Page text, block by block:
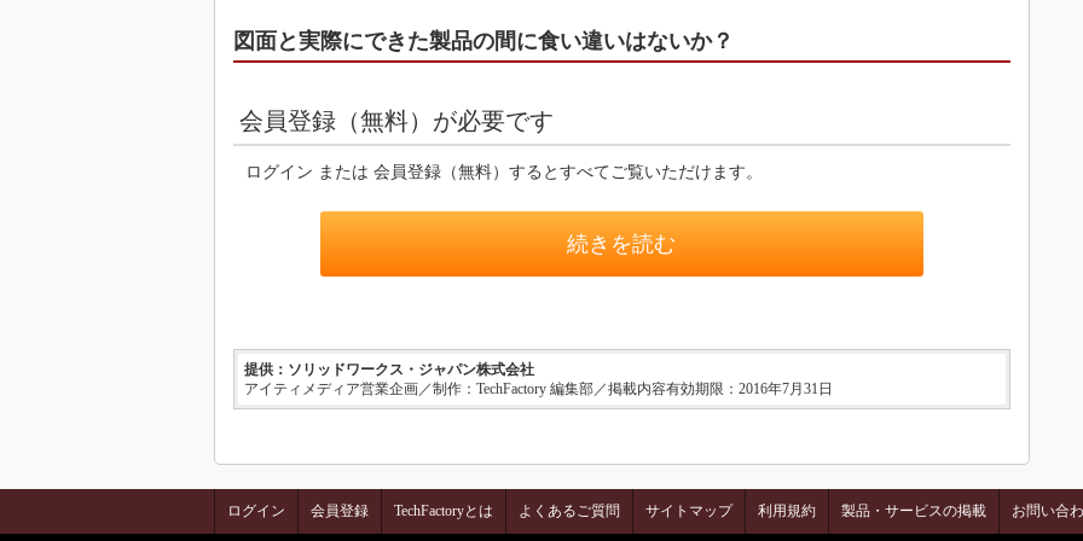
図面と実際にできた製品の間に食い違いはないか？
会員登録（無料）が必要です
ログイン または 会員登録（無料）するとすべてご覧いただけます。
続きを読む
提供：ソリッドワークス・ジャパン株式会社
アイティメディア営業企画／制作：TechFactory 編集部／掲載内容有効期限：2016年7月31日
ログイン 会員登録 TechFactoryとは よくあるご質問 サイトマップ 利用規約 製品・サービスの掲載 お問い合